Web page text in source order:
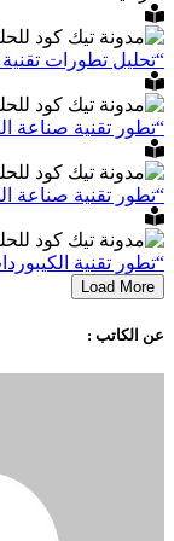
“تحليل تطورات تقنية
“تطور تقنية صناعة
“تطور تقنية صناعة
“تطور تقنية
Load More
عن الكاتب :